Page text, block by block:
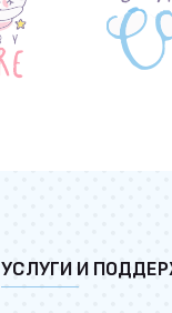
УСЛУГИ И